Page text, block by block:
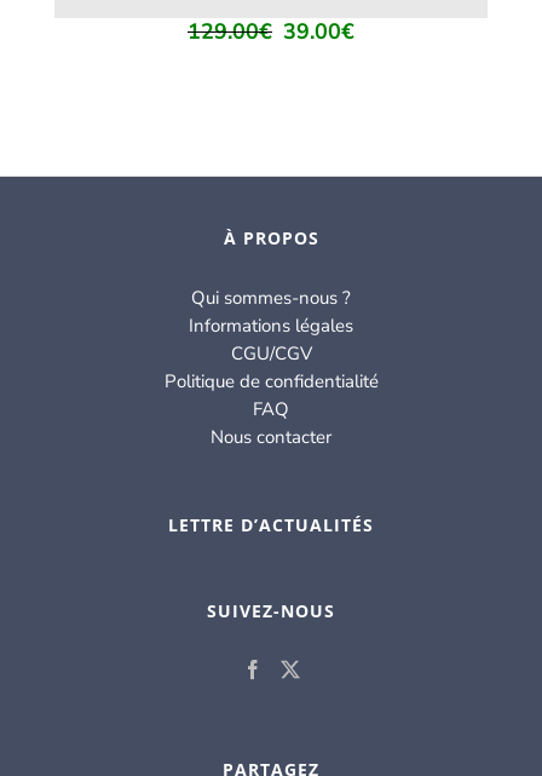
129.00€ Le
39.00€Le
À PROPOS
Qui sommes-nous ?
Informations légales
CGU/CGV
Politique de confidentialité
FAQ
Nous contacter
LETTRE D’ACTUALITÉS
SUIVEZ-NOUS
PARTAGEZ